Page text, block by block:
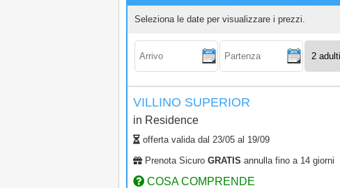
Seleziona le date per visualizzare i prezzi.
VILLINO SUPERIOR
in Residence
offerta valida dal 23/05 al 19/09
Prenota Sicuro GRATIS annulla fino a 14 giorni
COSA COMPRENDE